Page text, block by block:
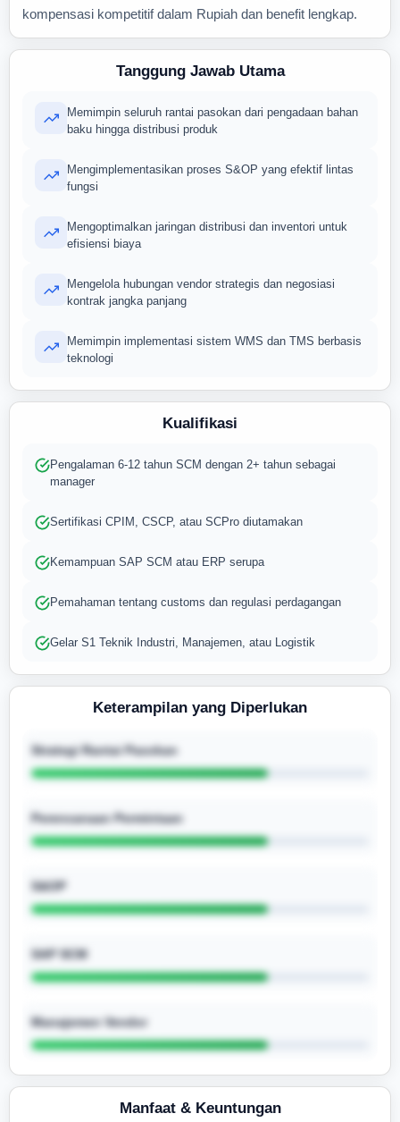
kompensasi kompetitif dalam Rupiah dan benefit lengkap.
Tanggung Jawab Utama
Memimpin seluruh rantai pasokan dari pengadaan bahan
baku hingga distribusi produk
Mengimplementasikan proses S&OP yang efektif lintas
fungsi
Mengoptimalkan jaringan distribusi dan inventori untuk
efisiensi biaya
Mengelola hubungan vendor strategis dan negosiasi
kontrak jangka panjang
Memimpin implementasi sistem WMS dan TMS berbasis
teknologi
Kualifikasi
Pengalaman 6-12 tahun SCM dengan 2+ tahun sebagai
manager
Sertifikasi CPIM, CSCP, atau SCPro diutamakan
Kemampuan SAP SCM atau ERP serupa
Pemahaman tentang customs dan regulasi perdagangan
Gelar S1 Teknik Industri, Manajemen, atau Logistik
Keterampilan yang Diperlukan
Strategi Rantai Pasokan
Perencanaan Permintaan
S&OP
SAP SCM
Manajemen Vendor
Manfaat & Keuntungan